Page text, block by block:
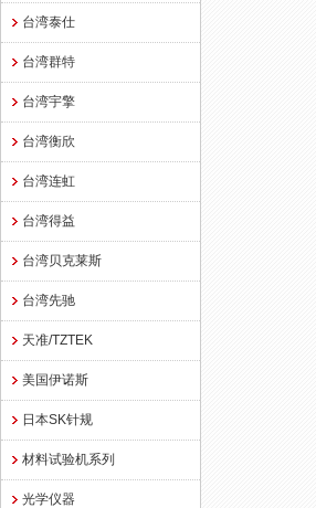
台湾泰仕
台湾群特
台湾宇擎
台湾衡欣
台湾连虹
台湾得益
台湾贝克莱斯
台湾先驰
天准/TZTEK
美国伊诺斯
日本SK针规
材料试验机系列
光学仪器